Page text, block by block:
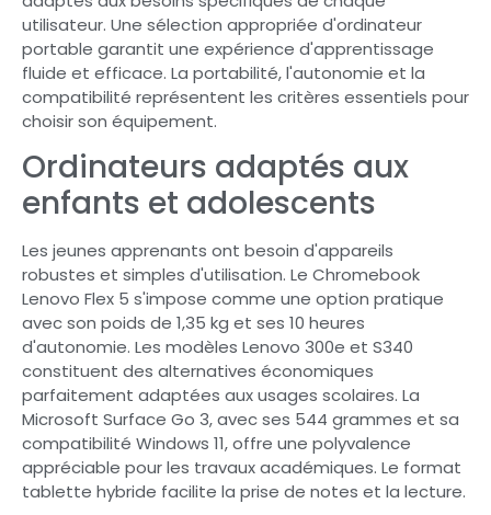
utilisateur. Une sélection appropriée d'ordinateur
portable garantit une expérience d'apprentissage
fluide et efficace. La portabilité, l'autonomie et la
compatibilité représentent les critères essentiels pour
choisir son équipement.
Ordinateurs adaptés aux
enfants et adolescents
Les jeunes apprenants ont besoin d'appareils
robustes et simples d'utilisation. Le Chromebook
Lenovo Flex 5 s'impose comme une option pratique
avec son poids de 1,35 kg et ses 10 heures
d'autonomie. Les modèles Lenovo 300e et S340
constituent des alternatives économiques
parfaitement adaptées aux usages scolaires. La
Microsoft Surface Go 3, avec ses 544 grammes et sa
compatibilité Windows 11, offre une polyvalence
appréciable pour les travaux académiques. Le format
tablette hybride facilite la prise de notes et la lecture.